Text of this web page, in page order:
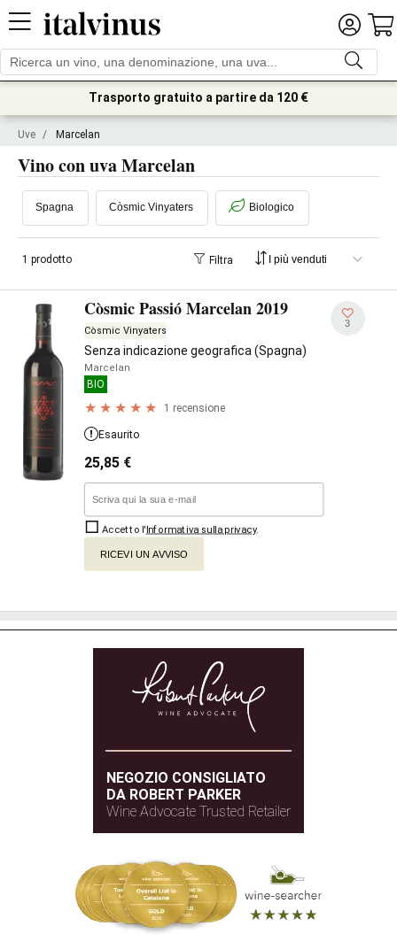
Trasporto gratuito a partire da 120 €
Uve / Marcelan
Vino con uva Marcelan
Spagna Còsmic Vinyaters Biologico
1 prodotto Filtra
Còsmic Passió Marcelan 2019
Còsmic Vinyaters
Senza indicazione geografica (Spagna)
Marcelan
BIO
1 recensione
3
Esaurito
25,85 €
Accetto l'Informativa sulla privacy.
RICEVI UN AVVISO
NEGOZIO CONSIGLIATO
DA ROBERT PARKER
Wine Advocate Trusted Retailer